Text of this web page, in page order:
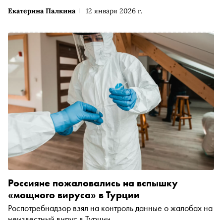
Екатерина Палкина 12 января 2026 г.
Россияне пожаловались на вспышку
«мощного вируса» в Турции
Роспотребнадзор взял на контроль данные о жалобах на